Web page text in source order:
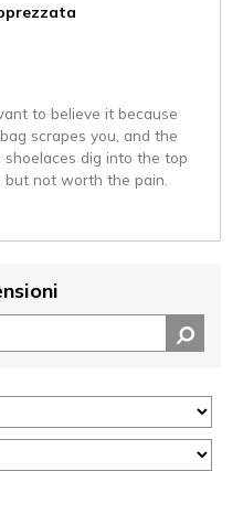
to believe it because
scrapes you, and the
dig into the top
not worth the pain.